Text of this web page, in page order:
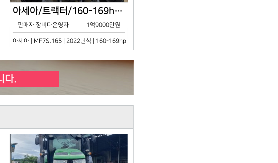
아세아/트랙터/160-169hp/MF7S.165/2023년식
판매자 장비다운영자 1억9000만원
아세아 | MF7S.165 | 2022년식 | 160-169hp